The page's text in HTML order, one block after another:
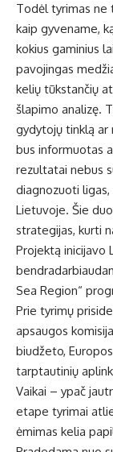
Todėl tyrimas ne
kaip gyvename,
kokius gaminius
pavojingas
kelių tūkstančių
šlapimo analizę.
gydytojų tinklą ar
bus informuotas
rezultatai nebus
diagnozuoti
Lietuvoje. Šie
strategijas, kurti
Projektą inicijavo
Sea Region“
Prie tyrimų
apsaugos
biudžeto,
tarptautinių
Vaikai – ypač
etape tyrimai
ėmimas kelia